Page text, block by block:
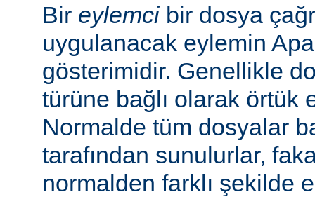
Bir eylemcibir dosya
uygulanacak eylemin
gösterimidir. Genellikle
türüne bağlı olarak örtük
Normalde tüm dosyalar
tarafından sunulurlar,
normalden farklı şekilde